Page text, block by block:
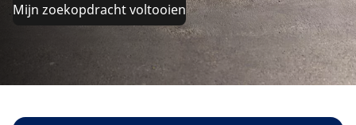
Mijn zoekopdracht voltooien